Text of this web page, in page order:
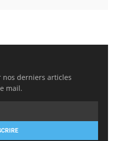
nos derniers articles
mail.